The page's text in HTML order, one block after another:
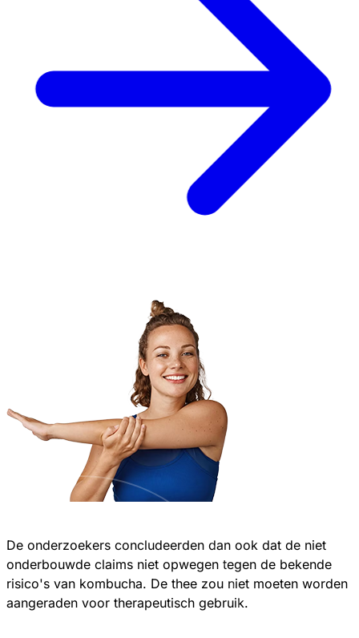
De onderzoekers concludeerden dan ook dat de niet
onderbouwde claims niet opwegen tegen de bekende
risico's van kombucha. De thee zou niet moeten worden
aangeraden voor therapeutisch gebruik.